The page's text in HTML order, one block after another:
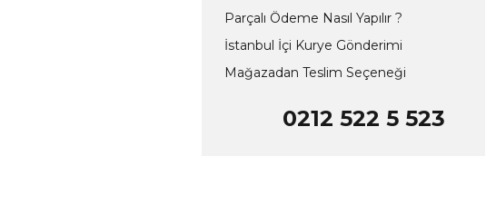
Parçalı Ödeme Nasıl Yapılır ?
İstanbul İçi Kurye Gönderimi
Mağazadan Teslim Seçeneği
0212 522 5 523